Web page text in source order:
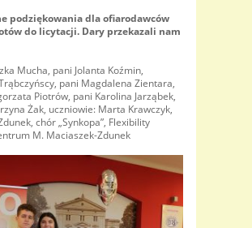
podziękowania dla ofiarodawców
do licytacji. Dary przekazali nam
Mucha, pani Jolanta Koźmin,
pani Magdalena Zientara,
Piotrów, pani Karolina Jarząbek,
Żak, uczniowie: Marta Krawczyk,
chór „Synkopa”, Flexibility
M. Maciaszek-Zdunek